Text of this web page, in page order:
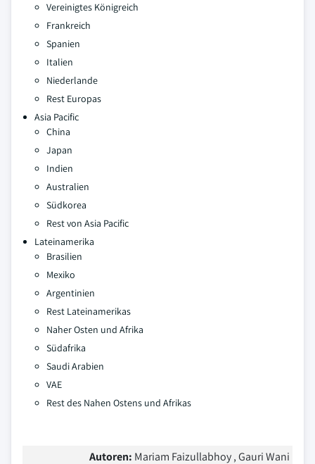
Vereinigtes Königreich
Frankreich
Spanien
Italien
Niederlande
Rest Europas
Asia Pacific
China
Japan
Indien
Australien
Südkorea
Rest von Asia Pacific
Lateinamerika
Brasilien
Mexiko
Argentinien
Rest Lateinamerikas
Naher Osten und Afrika
Südafrika
Saudi Arabien
VAE
Rest des Nahen Ostens und Afrikas
Autoren: Mariam Faizullabhoy , Gauri Wani